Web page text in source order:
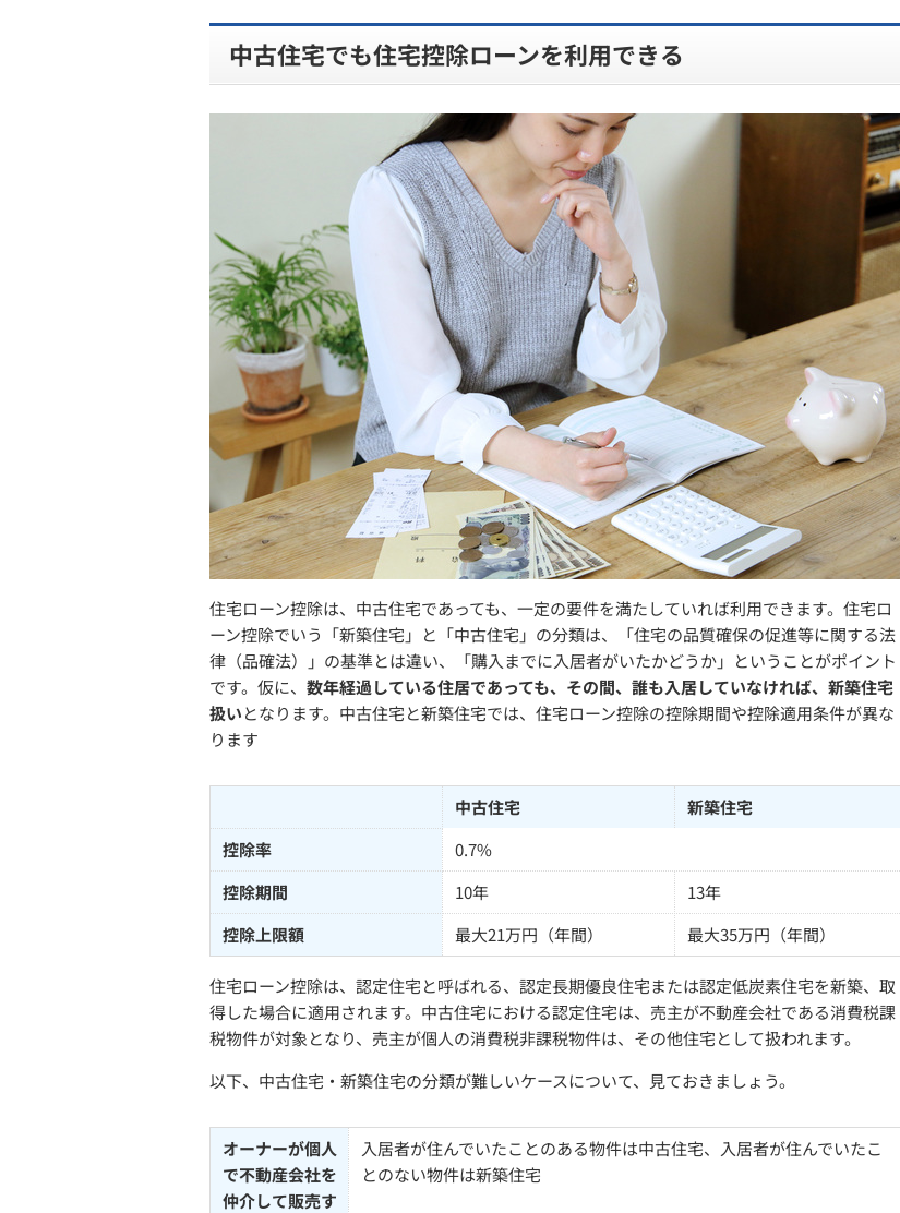
中古住宅でも住宅控除ローンを利用できる
住宅ローン控除は、中古住宅であっても、一定の要件を満たしていれば利用できます。住宅ロ
ーン控除でいう「新築住宅」と「中古住宅」の分類は、「住宅の品質確保の促進等に関する法
律（品確法）」の基準とは違い、「購入までに入居者がいたかどうか」ということがポイント
です。仮に、 数年経過している住居であっても、その間、誰も入居していなければ、新築住宅
扱いとなります。中古住宅と新築住宅では、住宅ローン控除の控除期間や控除適用条件が異な
ります
中古住宅
新築住宅
控除率
0.7%
控除期間
10年
13年
控除上限額
最大21万円（年間） 最大35万円（年間）
住宅ローン控除は、認定住宅と呼ばれる、認定長期優良住宅または認定低炭素住宅を新築、取
得した場合に適用されます。中古住宅における認定住宅は、売主が不動産会社である消費税課
税物件が対象となり、売主が個人の消費税非課税物件は、その他住宅として扱われます。
以下、中古住宅・新築住宅の分類が難しいケースについて、見ておきましょう。
オーナーが個人
で不動産会社を
仲介して販売す
入居者が住んでいたことのある物件は中古住宅、入居者が住んでいたこ
とのない物件は新築住宅